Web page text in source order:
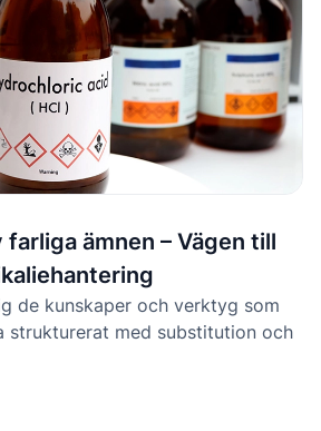
ämnen – Vägen till
de kunskaper och verktyg som
strukturerat med substitution och